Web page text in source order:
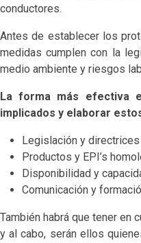
conductores.
Antes de establecer los
medidas cumplen con la
medio ambiente y riesgos
La forma más efectiva
implicados y elaborar
Legislación y
Productos y EPI’s
Disponibilidad y
Comunicación y
También habrá que tener en
y al cabo, serán ellos